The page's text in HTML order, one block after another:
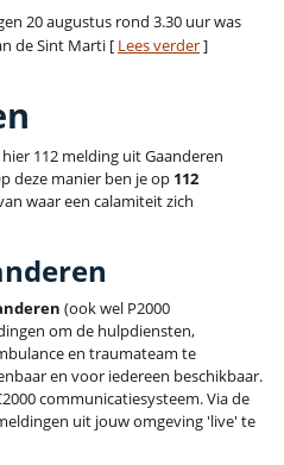
20 augustus rond 3.30 uur was
de Sint Marti [ Lees verder]
112 melding uit Gaanderen
deze manier ben je op 112
waar een calamiteit zich
(ook wel P2000
om de hulpdiensten,
en traumateam te
en voor iedereen beschikbaar.
communicatiesysteem. Via de
uit jouw omgeving 'live' te